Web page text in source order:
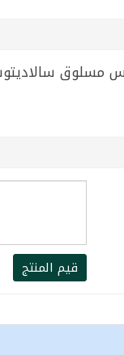
قيم المنتج